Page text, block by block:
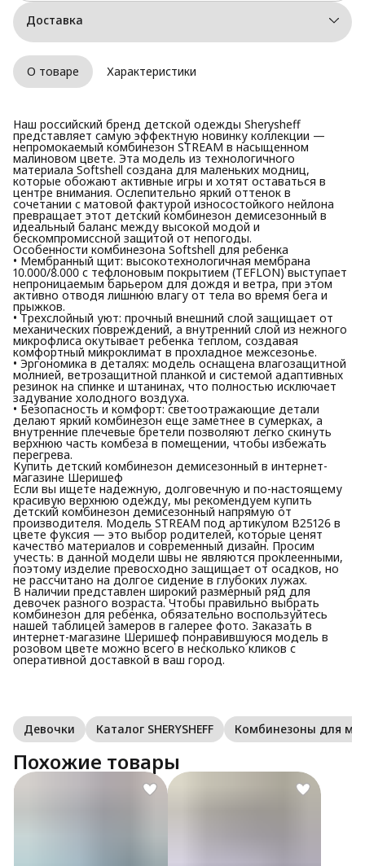
Доставка
О товаре Характеристики
Наш российский бренд детской одежды Sherysheff
представляет самую эффектную новинку коллекции —
непромокаемый комбинезон STREAM в насыщенном
малиновом цвете. Эта модель из технологичного
материала Softshell создана для маленьких модниц,
которые обожают активные игры и хотят оставаться в
центре внимания. Ослепительно яркий оттенок в
сочетании с матовой фактурой износостойкого нейлона
превращает этот детский комбинезон демисезонный в
идеальный баланс между высокой модой и
бескомпромиссной защитой от непогоды.
Особенности комбинезона Softshell для ребенка
• Мембранный щит: высокотехнологичная мембрана
10.000/8.000 с тефлоновым покрытием (TEFLON) выступает
непроницаемым барьером для дождя и ветра, при этом
активно отводя лишнюю влагу от тела во время бега и
прыжков.
• Трехслойный уют: прочный внешний слой защищает от
механических повреждений, а внутренний слой из нежного
микрофлиса окутывает ребенка теплом, создавая
комфортный микроклимат в прохладное межсезонье.
• Эргономика в деталях: модель оснащена влагозащитной
молнией, ветрозащитной планкой и системой адаптивных
резинок на спинке и штанинах, что полностью исключает
задувание холодного воздуха.
• Безопасность и комфорт: светоотражающие детали
делают яркий комбинезон еще заметнее в сумерках, а
внутренние плечевые бретели позволяют легко скинуть
верхнюю часть комбеза в помещении, чтобы избежать
перегрева.
Купить детский комбинезон демисезонный в интернет-
магазине Шеришеф
Если вы ищете надежную, долговечную и по-настоящему
красивую верхнюю одежду, мы рекомендуем купить
детский комбинезон демисезонный напрямую от
производителя. Модель STREAM под артикулом В25126 в
цвете фуксия — это выбор родителей, которые ценят
качество материалов и современный дизайн. Просим
учесть: в данной модели швы не являются проклеенными,
поэтому изделие превосходно защищает от осадков, но
не рассчитано на долгое сидение в глубоких лужах.
В наличии представлен широкий размерный ряд для
девочек разного возраста. Чтобы правильно выбрать
комбинезон для ребенка, обязательно воспользуйтесь
нашей таблицей замеров в галерее фото. Заказать в
интернет-магазине Шеришеф понравившуюся модель в
розовом цвете можно всего в несколько кликов с
оперативной доставкой в ваш город.
Девочки Каталог SHERYSHEFF Комбинезоны для
Похожие товары